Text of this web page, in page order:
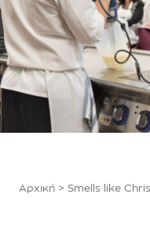
Αρχική > Smells like